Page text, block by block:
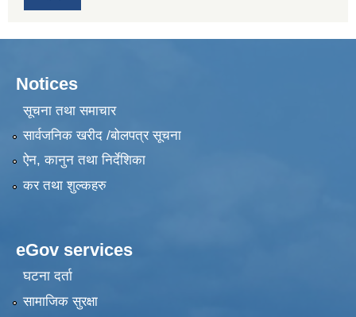
Notices
सूचना तथा समाचार
सार्वजनिक खरीद /बोलपत्र सूचना
ऐन, कानुन तथा निर्देशिका
कर तथा शुल्कहरु
eGov services
घटना दर्ता
सामाजिक सुरक्षा